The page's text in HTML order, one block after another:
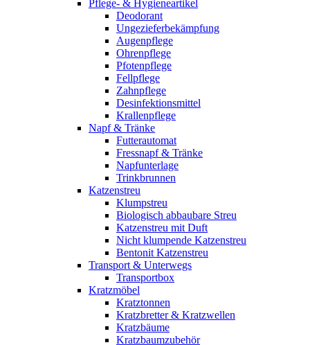
Pflege- & Hygieneartikel
Deodorant
Ungezieferbekämpfung
Augenpflege
Ohrenpflege
Pfotenpflege
Fellpflege
Zahnpflege
Desinfektionsmittel
Krallenpflege
Napf & Tränke
Futterautomat
Fressnapf & Tränke
Napfunterlage
Trinkbrunnen
Katzenstreu
Klumpstreu
Biologisch abbaubare Streu
Katzenstreu mit Duft
Nicht klumpende Katzenstreu
Bentonit Katzenstreu
Transport & Unterwegs
Transportbox
Kratzmöbel
Kratztonnen
Kratzbretter & Kratzwellen
Kratzbäume
Kratzbaumzubehör